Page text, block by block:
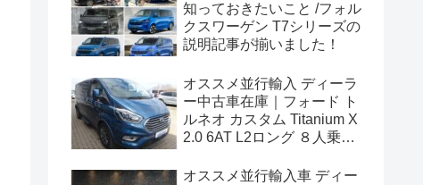
知っておきたいこと /フォル
クスワーゲン T7シリーズの
説明記事が揃いました！
オススメ並行輸入 ディーラ
ー中古車在庫｜フォード ト
ルネオ カスタム Titanium X
2.0 6AT L2ロング ８人乗り
オススメ並行輸入車 ディー